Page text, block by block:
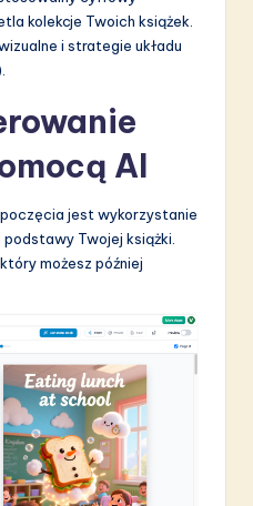
kolekcje Twoich książek.
i strategie układu
AI
jest wykorzystanie
Twojej książki.
możesz później